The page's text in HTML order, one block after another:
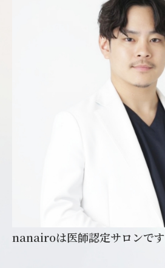
nanairoは医師認定サロンです